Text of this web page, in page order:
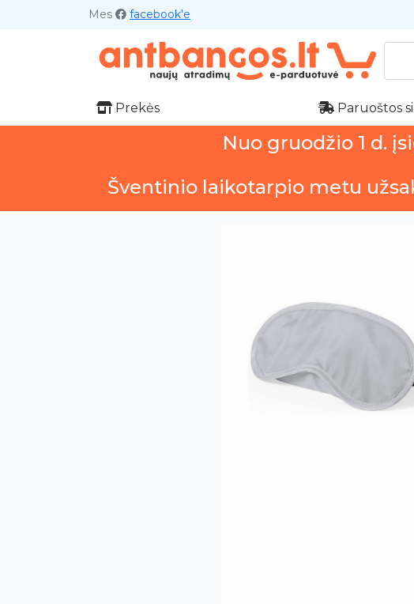
Mes facebook'e
Prekės Paruoštos
Nuo gruodžio 1 d.
Šventinio laikotarpio metu